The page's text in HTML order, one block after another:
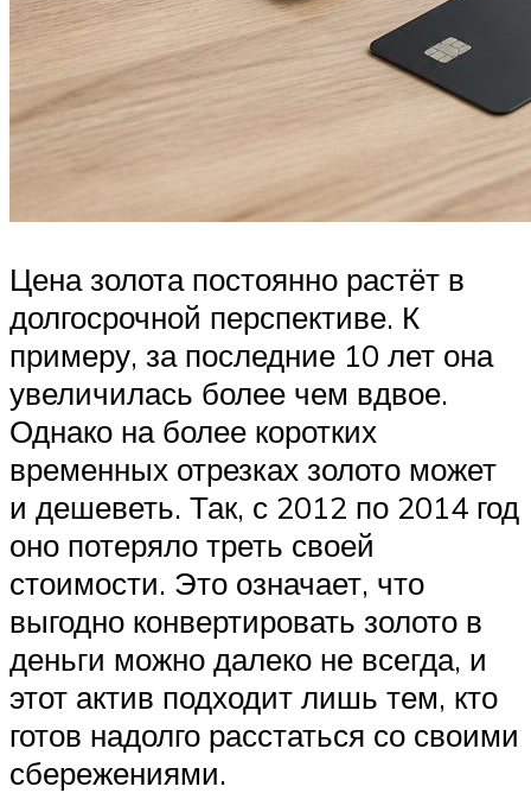
Цена золота постоянно растёт в
долгосрочной перспективе. К
примеру, за последние 10 лет она
увеличилась более чем вдвое.
Однако на более коротких
временных отрезках золото может
и дешеветь. Так, с 2012 по 2014 год
оно потеряло треть своей
стоимости. Это означает, что
выгодно конвертировать золото в
деньги можно далеко не всегда, и
этот актив подходит лишь тем, кто
готов надолго расстаться со своими
сбережениями.